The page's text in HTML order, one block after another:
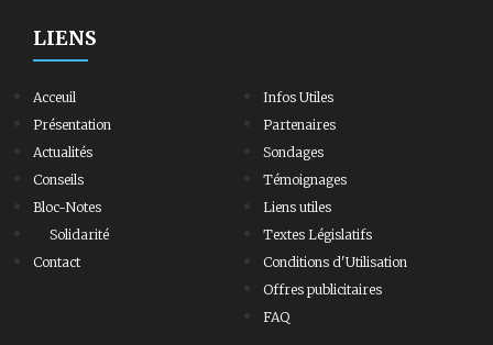
LIENS
Acceuil
Présentation
Actualités
Conseils
Bloc-Notes
Solidarité
Contact
Infos Utiles
Partenaires
Sondages
Témoignages
Liens utiles
Textes Législatifs
Conditions d'Utilisation
Offres publicitaires
FAQ